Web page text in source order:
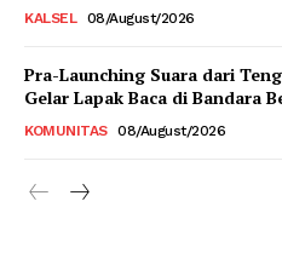
KALSEL 08/August/2026
Pra-Launching Suara dari
Gelar Lapak Baca di Bandara
KOMUNITAS 08/August/2026